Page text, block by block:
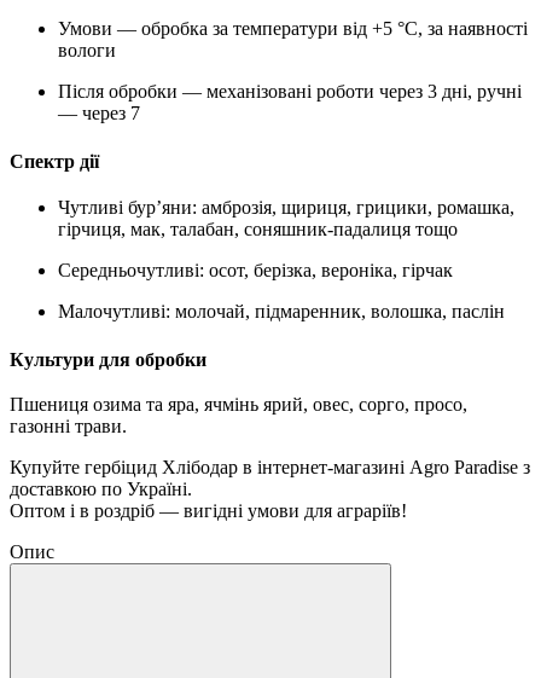
Умови — обробка за температури від +5 °C, за наявності
вологи
Після обробки — механізовані роботи через 3 дні, ручні
— через 7
Спектр дії
Чутливі бур’яни: амброзія, щириця, грицики, ромашка,
гірчиця, мак, талабан, соняшник-падалиця тощо
Середньочутливі: осот, берізка, вероніка, гірчак
Малочутливі: молочай, підмаренник, волошка, паслін
Культури для обробки
Пшениця озима та яра, ячмінь ярий, овес, сорго, просо,
газонні трави.
Купуйте гербіцид Хлібодар в інтернет-магазині Agro Paradise з
доставкою по Україні.
Оптом і в роздріб — вигідні умови для аграріїв!
Опис